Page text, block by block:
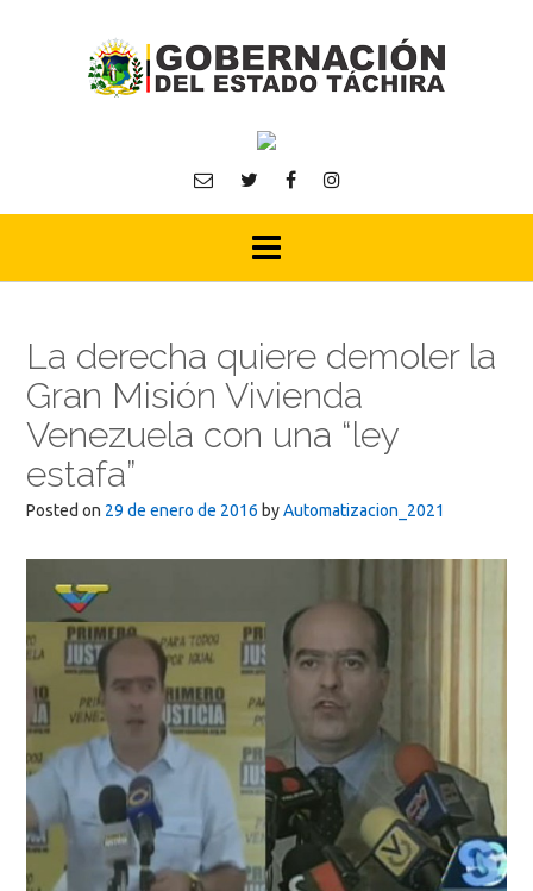
La derecha quiere demoler la
Gran Misión Vivienda
Venezuela con una “ley
estafa”
Posted on 29 de enero de 2016 byAutomatizacion_2021